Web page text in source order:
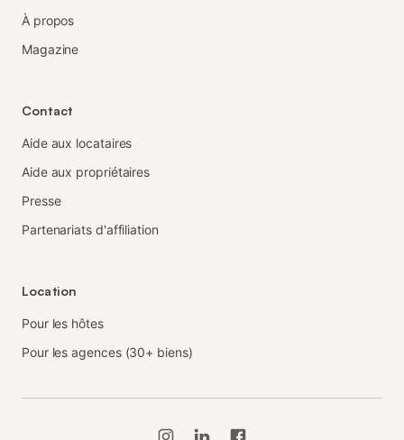
À propos
Magazine
Contact
Aide aux locataires
Aide aux propriétaires
Presse
Partenariats d'affiliation
Location
Pour les hôtes
Pour les agences (30+ biens)